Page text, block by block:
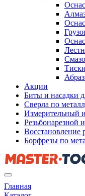
Акции
Биты и насадки
Сверла по
Измерительный
Резьбонарезной
Восстановление
Борфрезы по
Главная